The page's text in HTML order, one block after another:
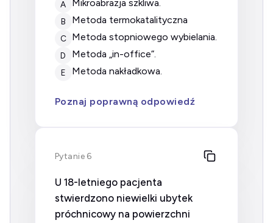
A mikroabrazja szkliwa.
B metoda termokatalityczna
C metoda stopniowego wybielania.
D metoda „in-office”.
E metoda nakładkowa.
Poznaj poprawną odpowiedź
Pytanie 6
U 18-letniego pacjenta
stwierdzono niewielki ubytek
próchnicowy na powierzchni